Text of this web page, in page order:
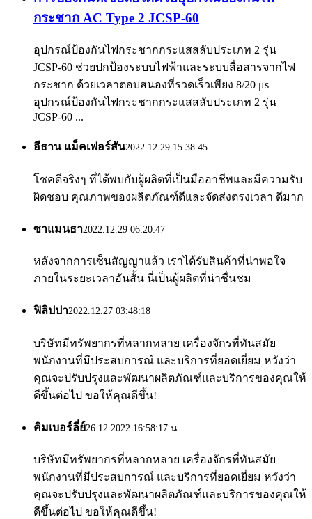
กระชาก AC Type 2 JCSP-60
อุปกรณ์ป้องกันไฟกระชากกระแสสลับประเภท 2 รุ่น
JCSP-60 ช่วยปกป้องระบบไฟฟ้าและระบบสื่อสารจากไฟ
กระชาก ด้วยเวลาตอบสนองที่รวดเร็วเพียง 8/20 μs
อุปกรณ์ป้องกันไฟกระชากกระแสสลับประเภท 2 รุ่น
JCSP-60 ...
อีธาน แม็คเฟอร์สัน2022.12.29 15:38:45
โชคดีจริงๆ ที่ได้พบกับผู้ผลิตที่เป็นมืออาชีพและมีความรับ
ผิดชอบ คุณภาพของผลิตภัณฑ์ดีและจัดส่งตรงเวลา ดีมาก
ซาแมนธา2022.12.29 06:20:47
หลังจากการเซ็นสัญญาแล้ว เราได้รับสินค้าที่น่าพอใจ
ภายในระยะเวลาอันสั้น นี่เป็นผู้ผลิตที่น่าชื่นชม
ฟิลิปปา2022.12.27 03:48:18
บริษัทมีทรัพยากรที่หลากหลาย เครื่องจักรที่ทันสมัย ​​
พนักงานที่มีประสบการณ์ และบริการที่ยอดเยี่ยม หวังว่า
คุณจะปรับปรุงและพัฒนาผลิตภัณฑ์และบริการของคุณให้
ดีขึ้นต่อไป ขอให้คุณดีขึ้น!
คิมเบอร์ลี่ย์26.12.2022 16:58:17 น.
บริษัทมีทรัพยากรที่หลากหลาย เครื่องจักรที่ทันสมัย ​​
พนักงานที่มีประสบการณ์ และบริการที่ยอดเยี่ยม หวังว่า
คุณจะปรับปรุงและพัฒนาผลิตภัณฑ์และบริการของคุณให้
ดีขึ้นต่อไป ขอให้คุณดีขึ้น!